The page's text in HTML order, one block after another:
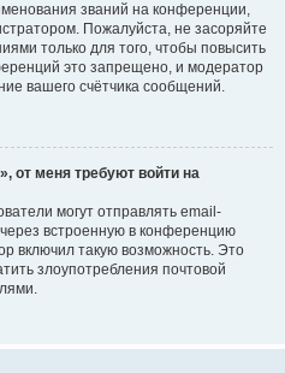
званий на конференции,
Пожалуйста, не засоряйте
только для того, чтобы повысить
это запрещено, и модератор
вашего счётчика сообщений.
от меня требуют войти на
могут отправлять email-
встроенную в конференцию
включил такую возможность. Это
злоупотребления почтовой